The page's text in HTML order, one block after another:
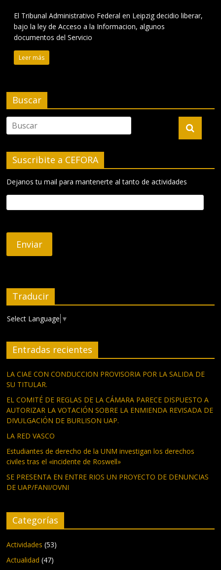
El Tribunal Administrativo Federal en Leipzig decidio liberar,
bajo la ley de Acceso a la Informacion, algunos
documentos del Servicio
Leer más
Buscar
Suscribite a CEFORA
Dejanos tu mail para mantenerte al tanto de actividades
Traducir
Select Language ▼
Entradas recientes
LA CIAE CON CONDUCCION PROVISORIA POR LA SALIDA DE
SU TITULAR.
EL COMITÉ DE REGLAS DE LA CÁMARA PARECE DISPUESTO A
AUTORIZAR LA VOTACIÓN SOBRE LA ENMIENDA REVISADA DE
DIVULGACIÓN DE BURLISON UAP.
LA RED VASCO
Estudiantes de derecho de la UNM investigan los derechos
civiles tras el «incidente de Roswell»
SE PRESENTA EN ENTRE RIOS UN PROYECTO DE DENUNCIAS
DE UAP/FANI/OVNI
Categorías
Actividades (53)
Actualidad (47)